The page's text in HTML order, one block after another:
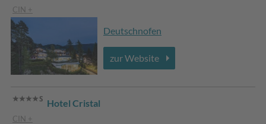
CIN +
Deutschnofen
zur Website
Hotel Cristal
CIN +